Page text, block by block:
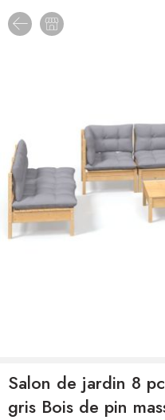
Salon de jardin 8
gris Bois de pin